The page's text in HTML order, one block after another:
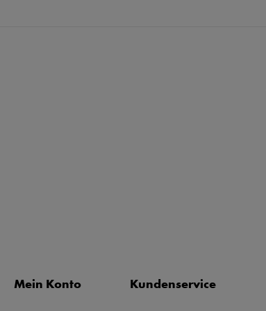
Mein Konto Kundenservice